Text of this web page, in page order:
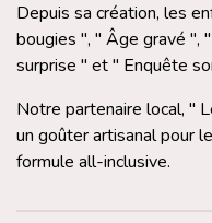
Depuis sa création, les
bougies ", " Âge gravé ",
surprise " et " Enquête
Notre partenaire local, "
un goûter artisanal pour
formule all-inclusive.